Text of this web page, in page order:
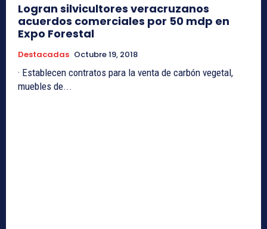
Logran silvicultores veracruzanos
acuerdos comerciales por 50 mdp en
Expo Forestal
Destacadas Octubre 19, 2018
· Establecen contratos para la venta de carbón vegetal,
muebles de...